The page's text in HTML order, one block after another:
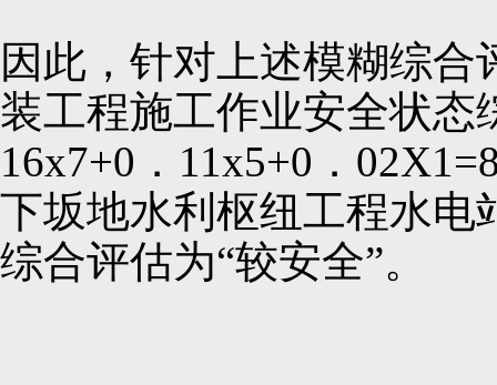
因此，针对上述模糊综
装工程施工作业安全状态
16x7+0．11x5+0．
下坂地水利枢纽工程水电
综合评估为“较安全”。